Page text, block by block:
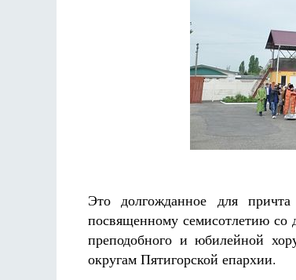
Это долгожданное для
посвященному семисотлетию со
преподобного и юбилейной
округам Пятигорской епархии.